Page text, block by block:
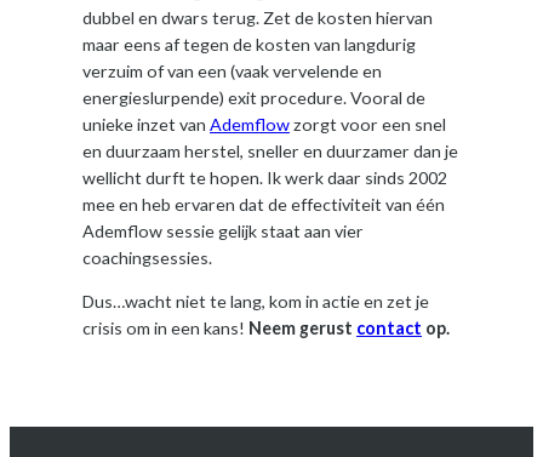
dubbel en dwars terug. Zet de kosten hiervan
maar eens af tegen de kosten van langdurig
verzuim of van een (vaak vervelende en
energieslurpende) exit procedure. Vooral de
unieke inzet van Ademflowzorgt voor een snel
en duurzaam herstel, sneller en duurzamer dan je
wellicht durft te hopen. Ik werk daar sinds 2002
mee en heb ervaren dat de effectiviteit van één
Ademflow sessie gelijk staat aan vier
coachingsessies.
Dus…wacht niet te lang, kom in actie en zet je
crisis om in een kans! Neem gerust contact op.